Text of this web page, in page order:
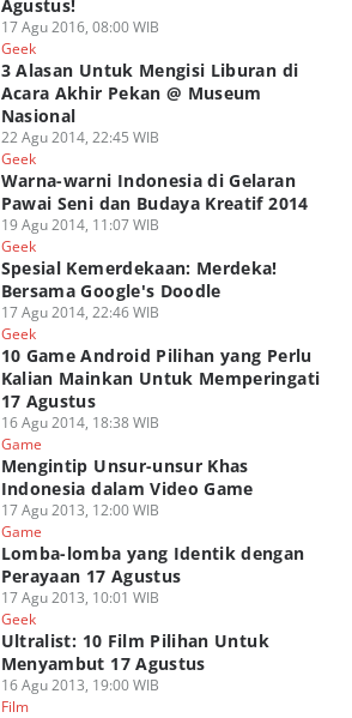
Agustus!
17 Agu 2016, 08:00 WIB
Geek
3 Alasan Untuk Mengisi Liburan di
Acara Akhir Pekan @ Museum
Nasional
22 Agu 2014, 22:45 WIB
Geek
Warna-warni Indonesia di Gelaran
Pawai Seni dan Budaya Kreatif 2014
19 Agu 2014, 11:07 WIB
Geek
Spesial Kemerdekaan: Merdeka!
Bersama Google's Doodle
17 Agu 2014, 22:46 WIB
Geek
10 Game Android Pilihan yang Perlu
Kalian Mainkan Untuk Memperingati
17 Agustus
16 Agu 2014, 18:38 WIB
Game
Mengintip Unsur-unsur Khas
Indonesia dalam Video Game
17 Agu 2013, 12:00 WIB
Game
Lomba-lomba yang Identik dengan
Perayaan 17 Agustus
17 Agu 2013, 10:01 WIB
Geek
Ultralist: 10 Film Pilihan Untuk
Menyambut 17 Agustus
16 Agu 2013, 19:00 WIB
Film